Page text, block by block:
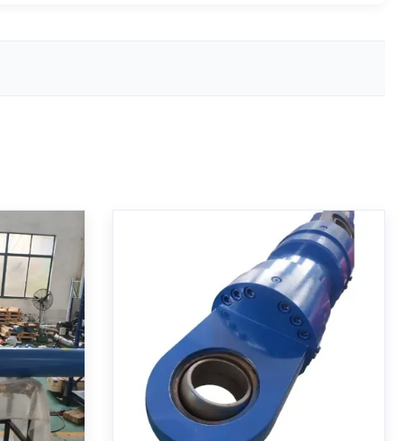
Bore
umpan
MP5
ISO
terintegrasi
nominal
Silinder Hidraulik Teleskopik
Multi-tahap dengan Batang
Berlapis Krom Keras dan
Pemasangan Trunnion MT4
Silinder hidrolik teleskopik multi-tahap
dengan dudukan trunnion MT4.
Dilengkapi lubang 270mm/200mm,
langkah 1255mm, tekanan kerja 21 MPa,